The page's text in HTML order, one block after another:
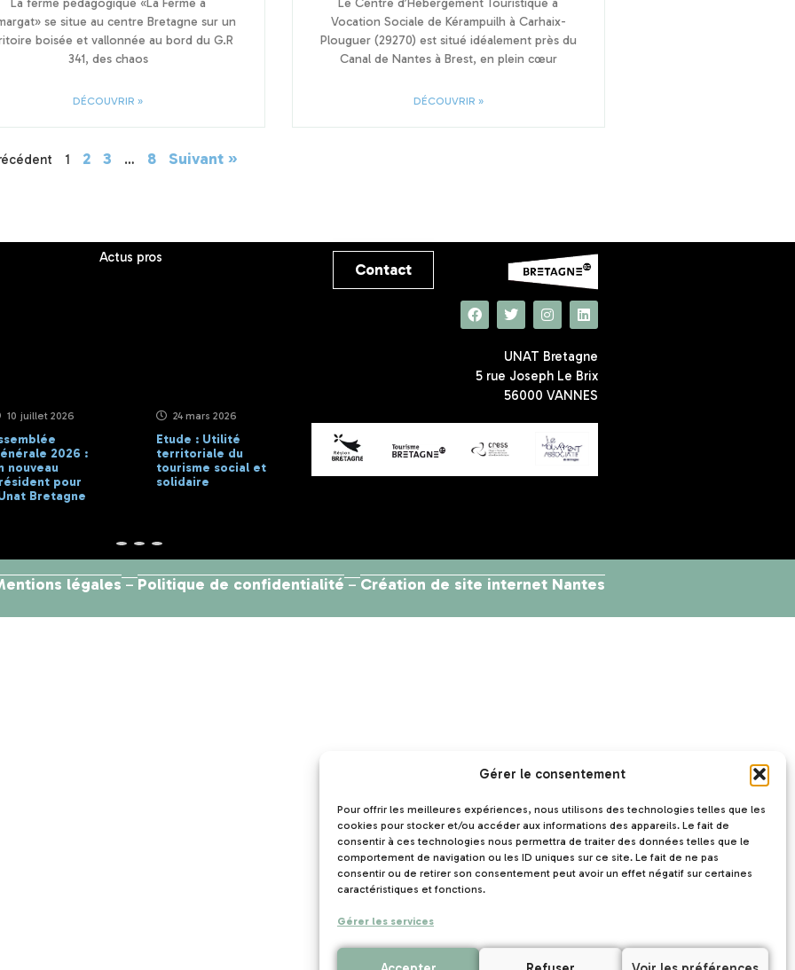
Gérer le consentement
Pour offrir les meilleures expériences, nous utilisons des technologies telles que les
cookies pour stocker et/ou accéder aux informations des appareils. Le fait de
consentir à ces technologies nous permettra de traiter des données telles que le
comportement de navigation ou les ID uniques sur ce site. Le fait de ne pas
consentir ou de retirer son consentement peut avoir un effet négatif sur certaines
caractéristiques et fonctions.
Gérer les services
La ferme pédagogique «La Ferme à
se situe au centre Bretagne sur un
boisée et vallonnée au bord du G.R
341, des chaos
DÉCOUVRIR »
Le Centre d’Hébergement Touristique à
Vocation Sociale de Kérampuilh à Carhaix-
Plouguer (29270) est situé idéalement près du
Canal de Nantes à Brest, en plein cœur
DÉCOUVRIR »
1 2 3 … 8 Suivant »
Actus pros
10 juillet 2026
2026 :
nouveau
pour
Bretagne
24 mars 2026
Etude : Utilité
territoriale du
tourisme social et
solidaire
L’établissement
Coz Castel – Les
Les objets
peuvent prolonger
Contact
UNAT Bretagne
5 rue Joseph Le Brix
56000 VANNES
légales – Politique de confidentialité – Création de site internet Nantes